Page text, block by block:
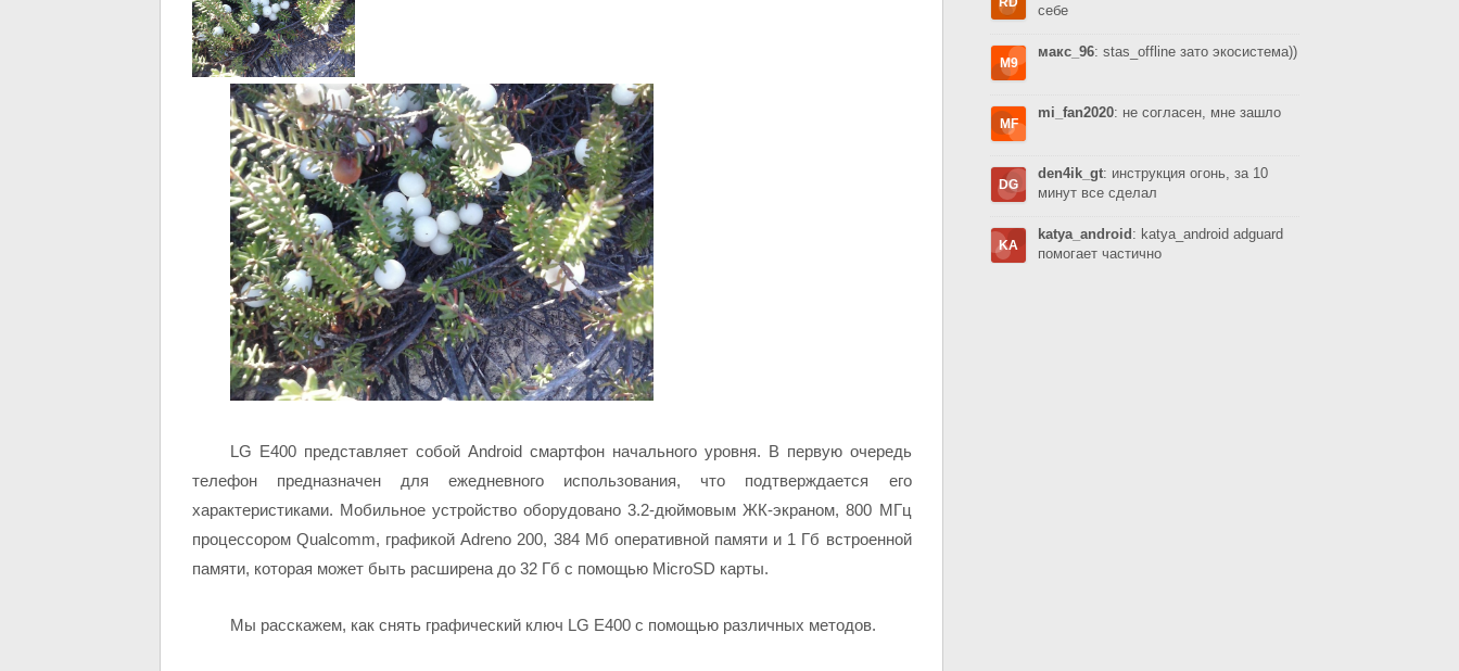
LG E400 представляет собой Android смартфон начального уровня. В первую очередь
телефон предназначен для ежедневного использования, что подтверждается его
характеристиками. Мобильное устройство оборудовано 3.2-дюймовым ЖК-экраном, 800 МГц
процессором Qualcomm, графикой Adreno 200, 384 Мб оперативной памяти и 1 Гб встроенной
памяти, которая может быть расширена до 32 Гб с помощью MicroSD карты.
Мы расскажем, как снять графический ключ LG E400 с помощью различных методов.
себе
макс_96: stas_offline зато экосистема))
mi_fan2020: не согласен, мне зашло
den4ik_gt: инструкция огонь, за 10
минут все сделал
katya_android : katya_android adguard
помогает частично